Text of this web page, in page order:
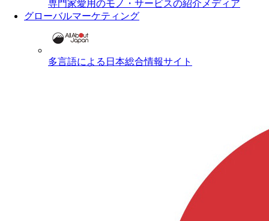
専門家愛用のモノ・サービスの紹介メディア
グローバルマーケティング
多言語による日本総合情報サイト